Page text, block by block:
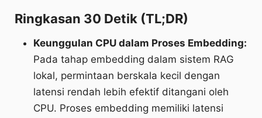
Ringkasan 30 Detik (TL;DR)
Keunggulan CPU dalam Proses Embedding:
Pada tahap embedding dalam sistem RAG
lokal, permintaan berskala kecil dengan
latensi rendah lebih efektif ditangani oleh
CPU. Proses embedding memiliki latensi